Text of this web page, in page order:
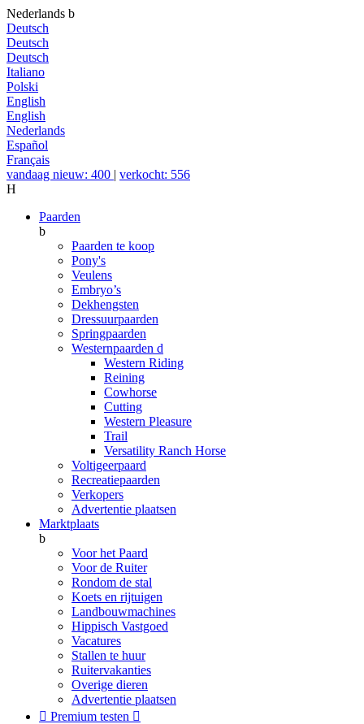
Nederlands b
Deutsch
Deutsch
Deutsch
Italiano
Polski
English
English
Nederlands
Español
Français
vandaag nieuw: 400 | verkocht: 556
H
Paarden
b
Paarden te koop
Pony's
Veulens
Embryo’s
Dekhengsten
Dressuurpaarden
Springpaarden
Westernpaarden d
Western Riding
Reining
Cowhorse
Cutting
Western Pleasure
Trail
Versatility Ranch Horse
Voltigeerpaard
Recreatiepaarden
Verkopers
Advertentie plaatsen
Marktplaats
b
Voor het Paard
Voor de Ruiter
Rondom de stal
Koets en rijtuigen
Landbouwmachines
Hippisch Vastgoed
Vacatures
Stallen te huur
Ruitervakanties
Overige dieren
Advertentie plaatsen
 Premium testen 